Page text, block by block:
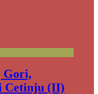
Gori,
Cetinju (II)